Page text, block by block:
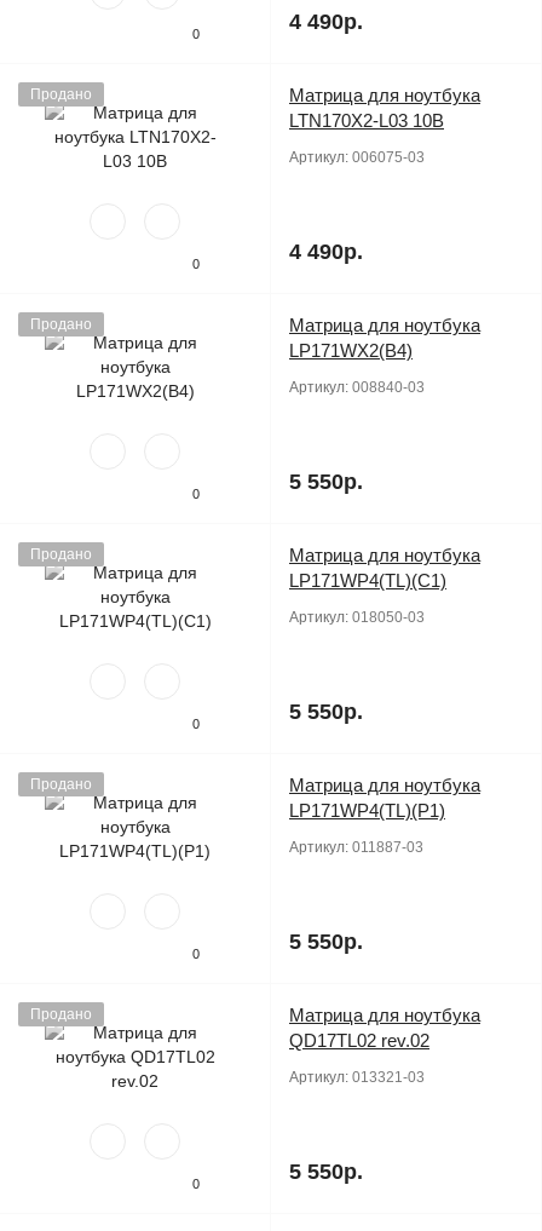
0 4 490р.
Продано
0
Матрица для ноутбука
LTN170X2-L03 10B
Артикул: 006075-03
4 490р.
Продано
0
Матрица для ноутбука
LP171WX2(B4)
Артикул: 008840-03
5 550р.
Продано
0
Матрица для ноутбука
LP171WP4(TL)(C1)
Артикул: 018050-03
5 550р.
Продано
0
Матрица для ноутбука
LP171WP4(TL)(P1)
Артикул: 011887-03
5 550р.
Продано
0
Матрица для ноутбука
QD17TL02 rev.02
Артикул: 013321-03
5 550р.